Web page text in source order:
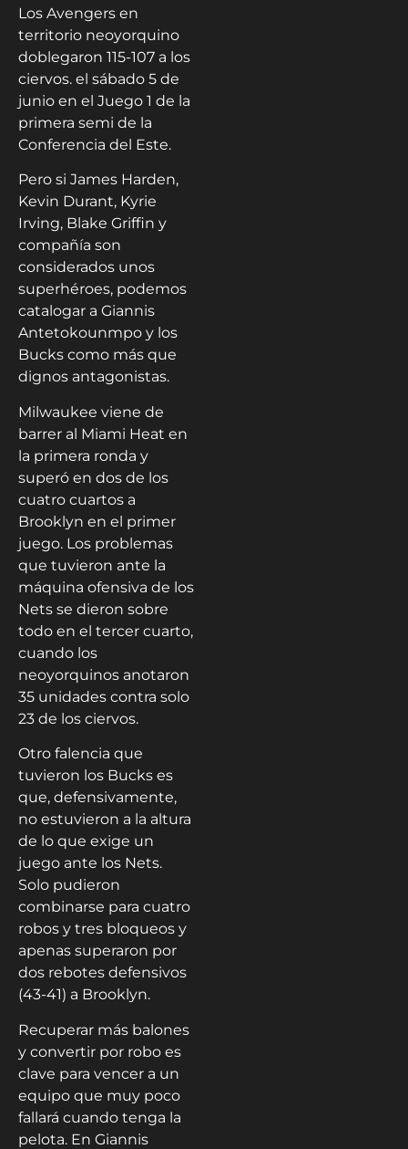
Los Avengers en
territorio neoyorquino
doblegaron 115-107 a los
ciervos. el sábado 5 de
junio en el Juego 1 de la
primera semi de la
Conferencia del Este.
Pero si James Harden,
Kevin Durant, Kyrie
Irving, Blake Griffin y
compañía son
considerados unos
superhéroes, podemos
catalogar a Giannis
Antetokounmpo y los
Bucks como más que
dignos antagonistas.
Milwaukee viene de
barrer al Miami Heat en
la primera ronda y
superó en dos de los
cuatro cuartos a
Brooklyn en el primer
juego. Los problemas
que tuvieron ante la
máquina ofensiva de los
Nets se dieron sobre
todo en el tercer cuarto,
cuando los
neoyorquinos anotaron
35 unidades contra solo
23 de los ciervos.
Otro falencia que
tuvieron los Bucks es
que, defensivamente,
no estuvieron a la altura
de lo que exige un
juego ante los Nets.
Solo pudieron
combinarse para cuatro
robos y tres bloqueos y
apenas superaron por
dos rebotes defensivos
(43-41) a Brooklyn.
Recuperar más balones
y convertir por robo es
clave para vencer a un
equipo que muy poco
fallará cuando tenga la
pelota. En Giannis